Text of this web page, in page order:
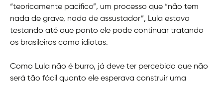
“teoricamente pacífico”, um processo que “não tem
nada de grave, nada de assustador”, Lula estava
testando até que ponto ele pode continuar tratando
os brasileiros como idiotas.
Como Lula não é burro, já deve ter percebido que não
será tão fácil quanto ele esperava construir uma